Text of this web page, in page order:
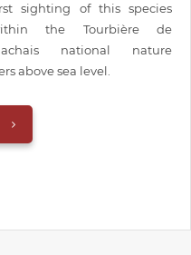
sighting of this species
the Tourbière de
national nature
above sea level.